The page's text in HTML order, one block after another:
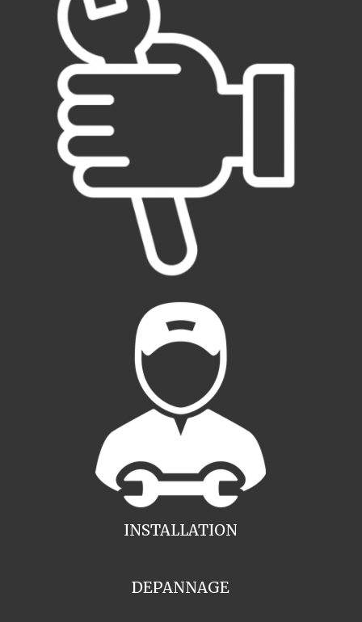
INSTALLATION
DEPANNAGE